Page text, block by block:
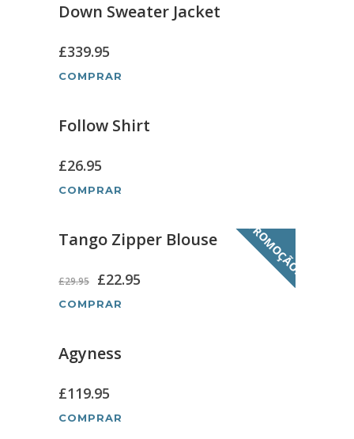
Down Sweater Jacket
£339.95
COMPRAR
Follow Shirt
£26.95
COMPRAR
PROMOÇÃO!
Tango Zipper Blouse
£29.95 £22.95
COMPRAR
Agyness
£119.95
COMPRAR